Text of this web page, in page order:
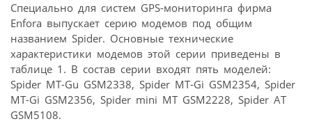
Специально для систем GPS-мониторинга фирма
Enfora выпускает серию модемов под общим
названием Spider. Основные технические
характеристики модемов этой серии приведены в
таблице 1. В состав серии входят пять моделей:
Spider MT-Gu GSM2338, Spider MT-Gi GSM2354, Spider
MT-Gi GSM2356, Spider mini MT GSM2228, Spider AT
GSM5108.